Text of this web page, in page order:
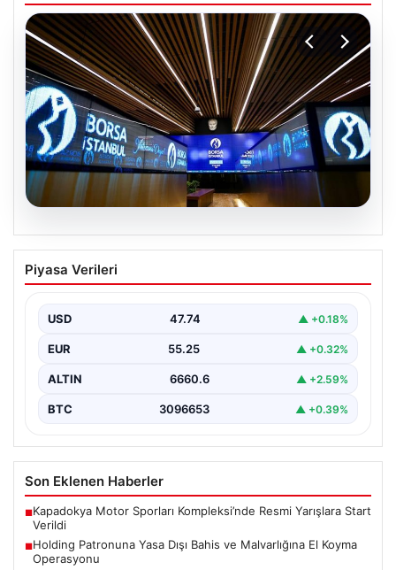
05.08.2026
Yatırım araçlarının haftalık performansı
nasıl oldu?
Piyasa Verileri
USD 47.74 ▲ +0.18%
EUR 55.25 ▲ +0.32%
ALTIN 6660.6 ▲ +2.59%
BTC 3096653 ▲ +0.39%
Son Eklenen Haberler
■Kapadokya Motor Sporları Kompleksi’nde Resmi Yarışlara Start
Verildi
■Holding Patronuna Yasa Dışı Bahis ve Malvarlığına El Koyma
Operasyonu